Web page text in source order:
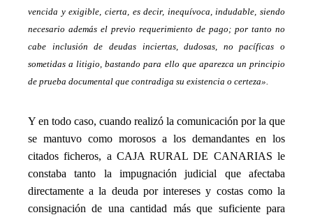
vencida y exigible, cierta, es decir, inequívoca, indudable, siendo
necesario además el previo requerimiento de pago; por tanto no
cabe inclusión de deudas inciertas, dudosas, no pacíficas o
sometidas a litigio, bastando para ello que aparezca un principio
de prueba documental que contradiga su existencia o certeza».
Y en todo caso, cuando realizó la comunicación por la que
se mantuvo como morosos a los demandantes en los
citados ficheros, a CAJA RURAL DE CANARIAS le
constaba tanto la impugnación judicial que afectaba
directamente a la deuda por intereses y costas como la
consignación de una cantidad más que suficiente para